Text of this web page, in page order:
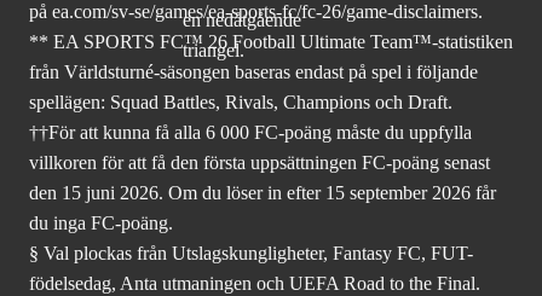
på ea.com/sv-se/games/ea-sports-fc/fc-26/game-disclaimers.
** EA SPORTS FC™ 26 Football Ultimate Team™-statistiken
från Världsturné-säsongen baseras endast på spel i följande
spellägen: Squad Battles, Rivals, Champions och Draft.
††För att kunna få alla 6 000 FC-poäng måste du uppfylla
villkoren för att få den första uppsättningen FC-poäng senast
den 15 juni 2026. Om du löser in efter 15 september 2026 får
du inga FC-poäng.
§ Val plockas från Utslagskungligheter, Fantasy FC, FUT-
födelsedag, Anta utmaningen och UEFA Road to the Final.